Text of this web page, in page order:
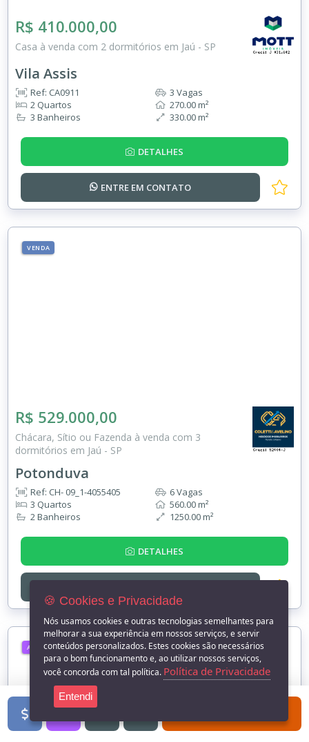
R$ 410.000,00
Casa à venda com 2 dormitórios em Jaú - SP
Vila Assis
Ref: CA0911
2 Quartos
3 Banheiros
3 Vagas
270.00 m²
330.00 m²
DETALHES
ENTRE EM CONTATO
VENDA
R$ 529.000,00
Chácara, Sítio ou Fazenda à venda com 3
dormitórios em Jaú - SP
Potonduva
Ref: CH- 09_1-4055405
3 Quartos
2 Banheiros
6 Vagas
560.00 m²
1250.00 m²
DETALHES
ALUGUEL
🍪 Cookies e Privacidade
Nós usamos cookies e outras tecnologias semelhantes para
melhorar a sua experiência em nossos serviços, e servir
conteúdos personalizados. Estes cookies são necessários
para o bom funcionamento e, ao utilizar nossos serviços,
você concorda com tal política. Política de Privacidade
Entendi